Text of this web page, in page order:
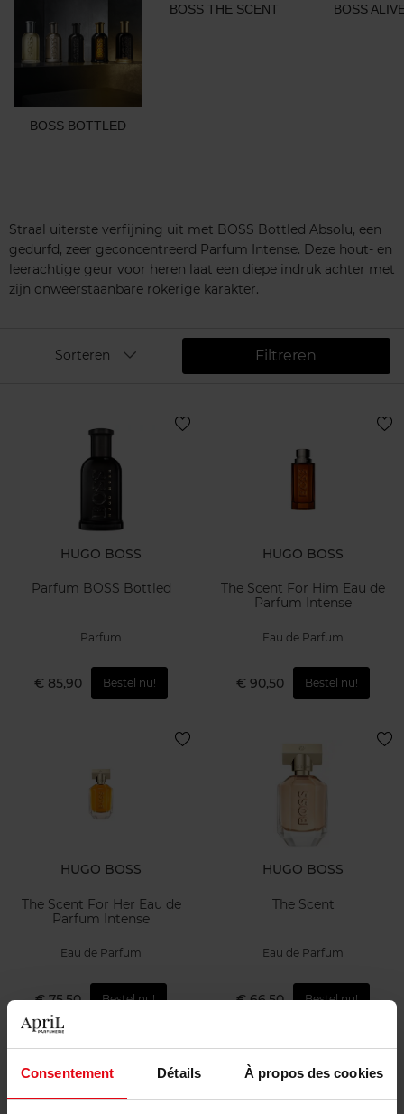
Consentement Détails À propos des cookies
BOSS BOTTLED
BOSS THE SCENT BOSS
Straal uiterste verfijning uit met BOSS Bottled Absolu, een
gedurfd, zeer geconcentreerd Parfum Intense. Deze hout- en
leerachtige geur voor heren laat een diepe indruk achter met
zijn onweerstaanbare rokerige karakter.
Filtreren
Sorteren
HUGO BOSS
Parfum BOSS Bottled
Parfum
€ 85,90 Bestel nu!
HUGO BOSS
The Scent For Him Eau de
Parfum Intense
Eau de Parfum
€ 90,50 Bestel nu!
HUGO BOSS
The Scent For Her Eau de
Parfum Intense
Eau de Parfum
€ 75,50 Bestel nu!
HUGO BOSS
The Scent
Eau de Parfum
€ 66,50 Bestel nu!